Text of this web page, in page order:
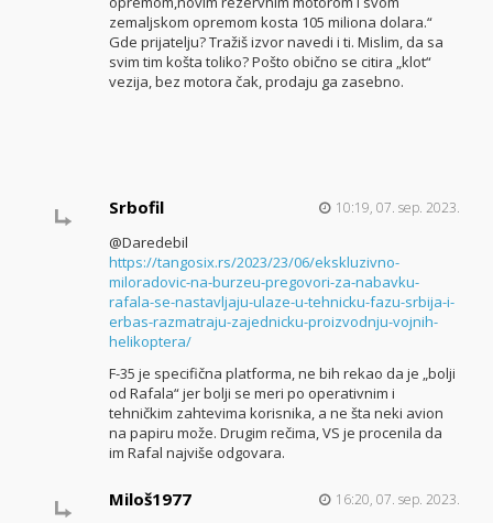
zemaljskom opremom kosta 105 miliona dolara.“
Gde prijatelju? Tražiš izvor navedi i ti. Mislim, da sa
svim tim košta toliko? Pošto obično se citira „klot“
vezija, bez motora čak, prodaju ga zasebno.
Srbofil 10:19, 07. sep. 2023.
@Daredebil
https://tangosix.rs/2023/23/06/ekskluzivno-
miloradovic-na-burzeu-pregovori-za-nabavku-
rafala-se-nastavljaju-ulaze-u-tehnicku-fazu-srbija-i-
erbas-razmatraju-zajednicku-proizvodnju-vojnih-
helikoptera/
F-35 je specifična platforma, ne bih rekao da je „bolji
od Rafala“ jer bolji se meri po operativnim i
tehničkim zahtevima korisnika, a ne šta neki avion
na papiru može. Drugim rečima, VS je procenila da
im Rafal najviše odgovara.
Miloš1977 16:20, 07. sep. 2023.